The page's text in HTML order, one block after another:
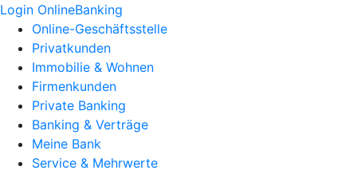
Login OnlineBanking
Online-Geschäftsstelle
Privatkunden
Immobilie & Wohnen
Firmenkunden
Private Banking
Banking & Verträge
Meine Bank
Service & Mehrwerte